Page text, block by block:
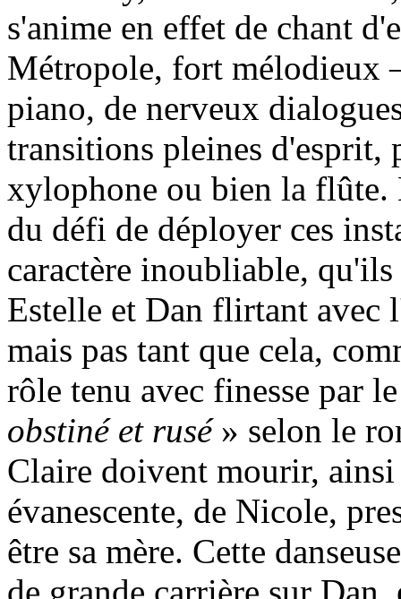
s'anime en effet de chant
Métropole, fort mélodieux
piano, de nerveux
transitions pleines d'esprit,
xylophone ou bien la flûte.
du défi de déployer ces
caractère inoubliable,
Estelle et Dan flirtant avec
mais pas tant que cela,
rôle tenu avec finesse par
obstiné et rusé» selon le
Claire doivent mourir,
évanescente, de Nicole,
être sa mère. Cette